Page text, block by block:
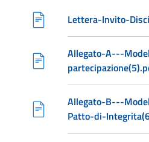
Lettera-Invito-
Allegato-A---
Allegato-B---
Patto-di-